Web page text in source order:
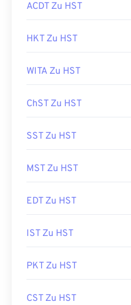
ACDT Zu HST
HKT Zu HST
WITA Zu HST
ChST Zu HST
SST Zu HST
MST Zu HST
EDT Zu HST
IST Zu HST
PKT Zu HST
CST Zu HST